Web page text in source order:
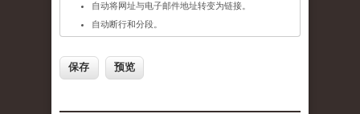
自动将网址与电子邮件地址转变为链接。
自动断行和分段。